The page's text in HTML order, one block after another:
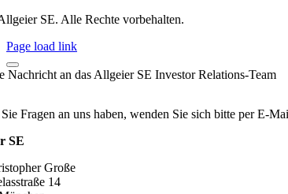
SE. Alle Rechte vorbehalten.
Page load link
Nachricht an das Allgeier SE Investor Relations-Team
Fragen an uns haben, wenden Sie sich bitte per E-
SE
Große
14